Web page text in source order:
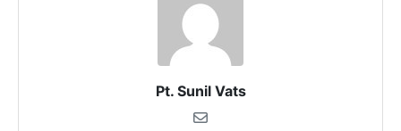
Pt. Sunil Vats